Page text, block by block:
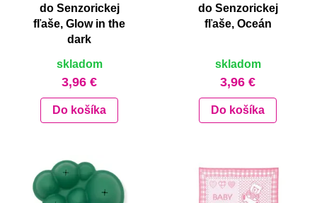
do Senzorickej
fľaše, Glow in the
dark
skladom
3,96 €
Do košíka
do Senzorickej
fľaše, Oceán
skladom
3,96 €
Do košíka